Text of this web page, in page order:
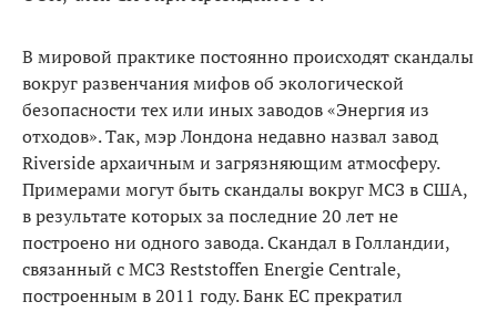
В мировой практике постоянно происходят скан­далы
вокруг развенчания мифов об экологической
безопасности тех или иных заводов «Энергия из
отхо­дов». Так, мэр Лондона недавно назвал завод
Riverside архаичным и загрязняющим атмосферу.
Примерами могут быть скандалы вокруг МСЗ в США,
в результате которых за последние 20 лет не
построено ни одно­го завода. Скандал в Голландии,
связанный с МСЗ Reststoffen Energie Centrale,
построенным в 2011 году. Банк ЕС прекратил